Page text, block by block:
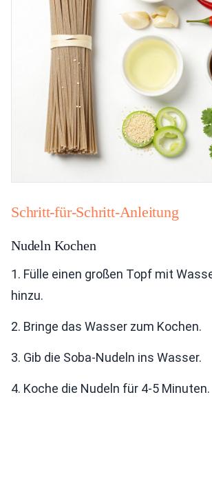
Schritt-für-Schritt-Anleitung
Nudeln Kochen
1. Fülle einen großen Topf mit
hinzu.
2. Bringe das Wasser zum Kochen.
3. Gib die Soba-Nudeln ins Wasser.
4. Koche die Nudeln für 4-5 Minuten.